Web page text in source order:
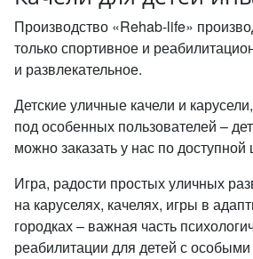
Производство «Rehab-life»
только спортивное и
и развлекательное.
Детские уличные качели и
под особенных пользователей –
можно заказать у нас по доступной
Игра, радости простых уличных
на каруселях, качелях, игры в
городках – важная часть
реабилитации для детей с